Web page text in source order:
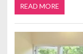
READ MORE